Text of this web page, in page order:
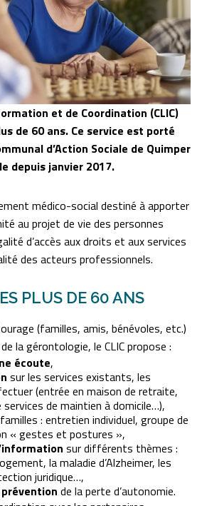
et de Coordination (CLIC)
de 60 ans. Ce service est porté
d’Action Sociale de Quimper
depuis janvier 2017.
médico-social destiné à apporter
au projet de vie des personnes
d’accès aux droits et aux services
des acteurs professionnels.
PLUS DE 60 ANS
(familles, amis, bénévoles, etc.)
la gérontologie, le CLIC propose :
écoute,
sur les services existants, les
(entrée en maison de retraite,
services de maintien à domicile…),
: entretien individuel, groupe de
« gestes et postures »,
sur différents thèmes :
la maladie d’Alzheimer, les
juridique…,
de la perte d’autonomie.